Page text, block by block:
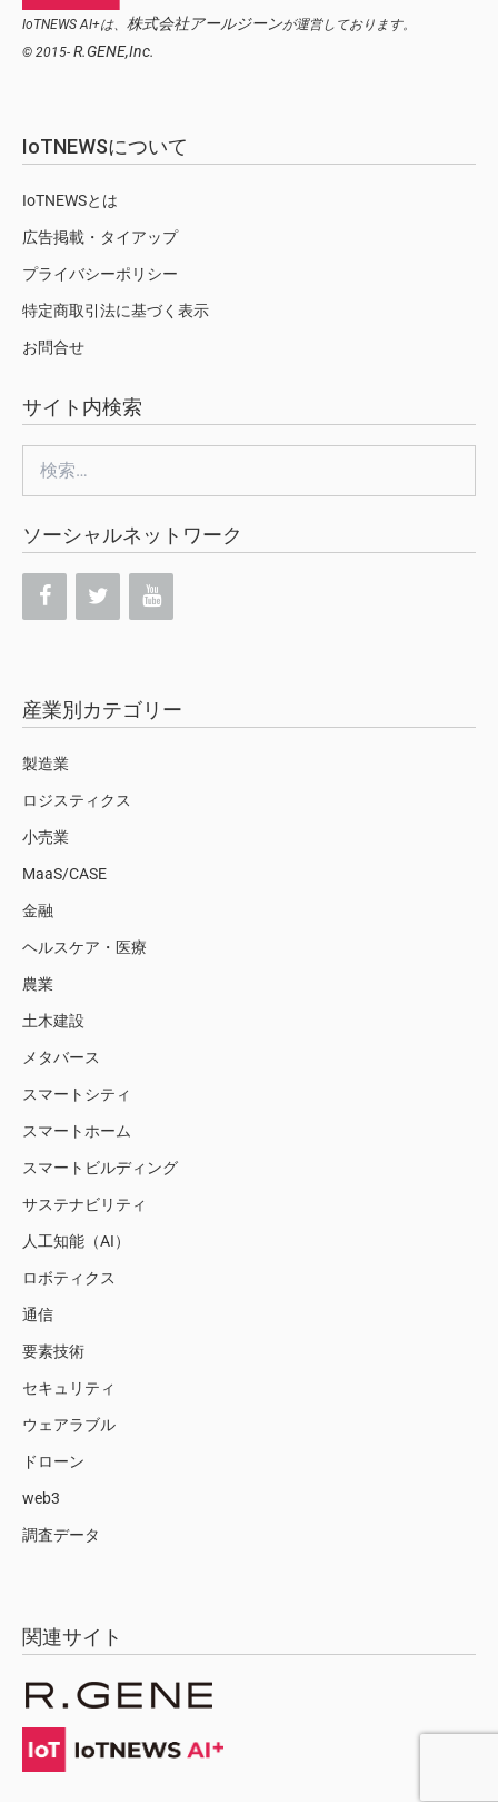
IoTNEWS AI+は、 株式会社アールジーンが運営しております。
© 2015- R.GENE,Inc.
IoTNEWSについて
IoTNEWSとは
広告掲載・タイアップ
プライバシーポリシー
特定商取引法に基づく表示
お問合せ
サイト内検索
索:
ソーシャルネットワーク
産業別カテゴリー
製造業
ロジスティクス
小売業
MaaS/CASE
金融
ヘルスケア・医療
農業
土木建設
メタバース
スマートシティ
スマートホーム
スマートビルディング
サステナビリティ
人工知能（AI）
ロボティクス
通信
要素技術
セキュリティ
ウェアラブル
ドローン
web3
調査データ
関連サイト